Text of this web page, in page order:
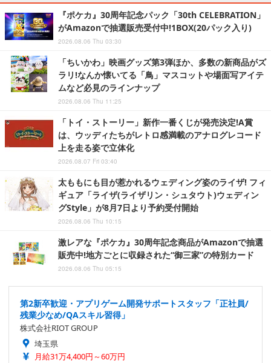
『ポケカ』30周年記念パック「30th CELEBRATION」
がAmazonで抽選販売受付中!1BOX(20パック入り)
2026.08.06 Thu 03:30
「ちいかわ」映画グッズ第3弾ほか、多数の新商品がズ
ラリ!なんか懐いてる「鳥」マスコットや場面写アイテ
ムなど必見のラインナップ
2026.08.06 Thu 11:25
「トイ・ストーリー」新作一番くじが発売決定!A賞
は、ウッディたちがレトロ感満載のアナログレコード
上を走る姿で立体化
2026.08.07 Fri 03:40
太ももにも目が惹かれるウェディング姿のライザ! フィ
ギュア「ライザ(ライザリン・シュタウト)ウェディン
グStyle」が8月7日より予約受付開始
2026.08.06 Thu 10:15
激レアな『ポケカ』30周年記念商品がAmazonで抽選
販売中!地方ごとに収録された“御三家”の特別カード
2026.08.06 Thu 05:15
第2新卒歓迎・アプリゲーム開発サポートスタッフ「正社員/
残業少なめ/QAスキル習得」
株式会社RIOT GROUP
埼玉県
月給31万4,400円～60万円